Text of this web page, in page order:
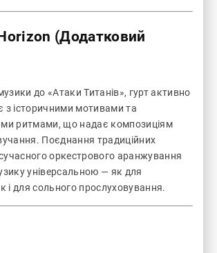
(Додатковий
до «Атаки Титанів», гурт активно
з історичними мотивами та
ритмами, що надає композиціям
Поєднання традиційних
сучасного оркестрового аранжування
універсальною — як для
і для сольного прослуховування.